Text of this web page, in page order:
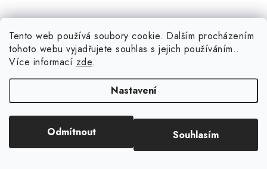
Tento web používá soubory cookie. Dalším procházením
tohoto webu vyjadřujete souhlas s jejich používáním..
Více informací zde.
Nastavení
Odmítnout Souhlasím
Skladem(5 ks)
299 Kč